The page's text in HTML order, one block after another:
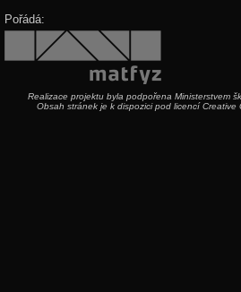
Pořádá:
Realizace projektu byla podpořena Ministerstvem
Obsah stránek je k dispozici pod licencí Creative